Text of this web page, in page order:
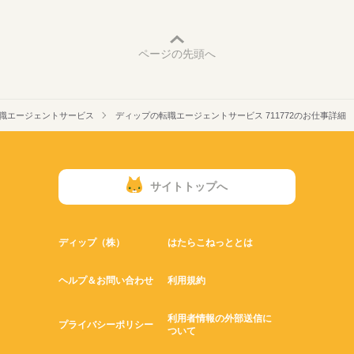
ページの先頭へ
エージェントサービス ディップの転職エージェントサービス 711772のお仕事詳細
サイトトップへ
ディップ（株） はたらこねっととは
ヘルプ＆お問い合わせ 利用規約
プライバシーポリシー
利用者情報の外部送信に
ついて